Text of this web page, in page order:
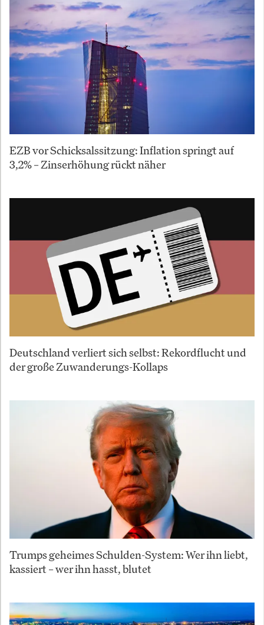
EZB vor Schicksalssitzung: Inflation springt auf
3,2% – Zinserhöhung rückt näher
Deutschland verliert sich selbst: Rekordflucht und
der große Zuwanderungs-Kollaps
Trumps geheimes Schulden-System: Wer ihn liebt,
kassiert – wer ihn hasst, blutet